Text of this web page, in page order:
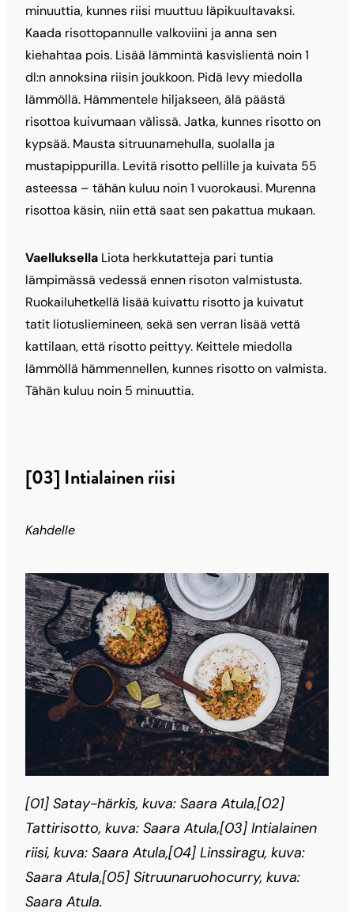
minuuttia, kunnes riisi muuttuu läpikuultavaksi.
Kaada risottopannulle valkoviini ja anna sen
kiehahtaa pois. Lisää lämmintä kasvislientä noin 1
dl:n annoksina riisin joukkoon. Pidä levy miedolla
lämmöllä. Hämmentele hiljakseen, älä päästä
risottoa kuivumaan välissä. Jatka, kunnes risotto on
kypsää. Mausta sitruunamehulla, suolalla ja
mustapippurilla. Levitä risotto pellille ja kuivata 55
asteessa – tähän kuluu noin 1 vuorokausi. Murenna
risottoa käsin, niin että saat sen pakattua mukaan.
Vaelluksella Liota herkkutatteja pari tuntia
lämpimässä vedessä ennen risoton valmistusta.
Ruokailuhetkellä lisää kuivattu risotto ja kuivatut
tatit liotusliemineen, sekä sen verran lisää vettä
kattilaan, että risotto peittyy. Keittele miedolla
lämmöllä hämmennellen, kunnes risotto on valmista.
Tähän kuluu noin 5 minuuttia.
[03] Intialainen riisi
Kahdelle
[01] Satay-härkis, kuva: Saara Atula,[02]
Tattirisotto, kuva: Saara Atula,[03] Intialainen
riisi, kuva: Saara Atula,[04] Linssiragu, kuva:
Saara Atula,[05] Sitruunaruohocurry, kuva:
Saara Atula.